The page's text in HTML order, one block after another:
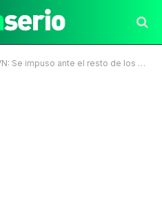
ante el resto de los canales de televisión